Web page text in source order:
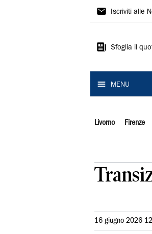
Il
Iscriviti alle
Sfoglia il
MENU
Livorno Firenze
16 giugno 2026